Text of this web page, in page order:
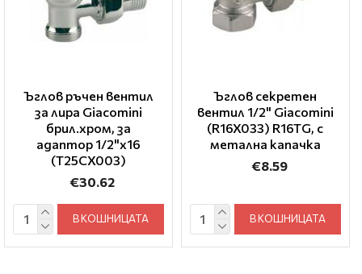
Ъглов ръчен вентил
за лира Giacomini
брил.хром, за
адаптор 1/2"x16
(T25CX003)
€30.62
В КОШНИЦАТА
Ъглов секретен
вентил 1/2" Giacomini
(R16X033) R16TG, с
метална капачка
€8.59
В КОШНИЦАТА